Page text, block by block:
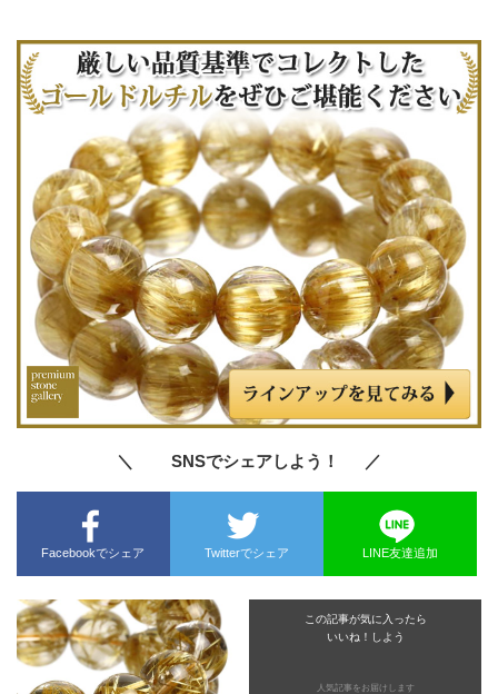
＼ SNSでシェアしよう！ ／
Facebookでシェア Twitterでシェア LINE友達追加
この記事が気に入ったら
いいね！しよう
人気記事をお届けします